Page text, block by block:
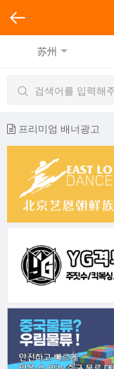
苏州
프리미엄 배너광고